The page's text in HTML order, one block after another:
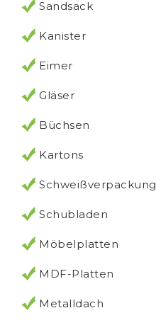
Sandsack
Kanister
Eimer
Gläser
Büchsen
Kartons
Schweißverpackung
Schubladen
Möbelplatten
MDF-Platten
Metalldach